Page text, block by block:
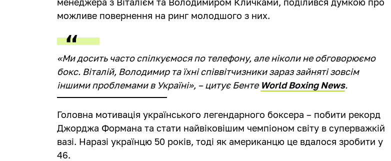
можливе повернення на ринг молодшого з них.
«Ми досить часто спілкуємося по телефону, але ніколи не обговорюємо
бокс. Віталій, Володимир та їхні співвітчизники зараз зайняті зовсім
іншими проблемами в Україні», – цитує Бенте World Boxing News.
Головна мотивація українського легендарного боксера – побити рекорд
Джорджа Формана та стати найвіковішим чемпіоном світу в суперважкій
вазі. Наразі українцю 50 років, тоді як американцю це вдалося зробити у
46.